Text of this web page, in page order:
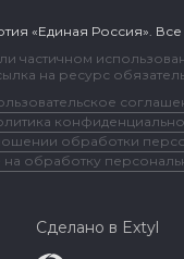
«Единая Россия».
частичном
на ресурс
обработки
на обработку
Сделано в Extyl